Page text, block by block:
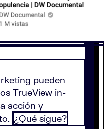
pueden
TrueView in-
acción y
¿Qué sigue?